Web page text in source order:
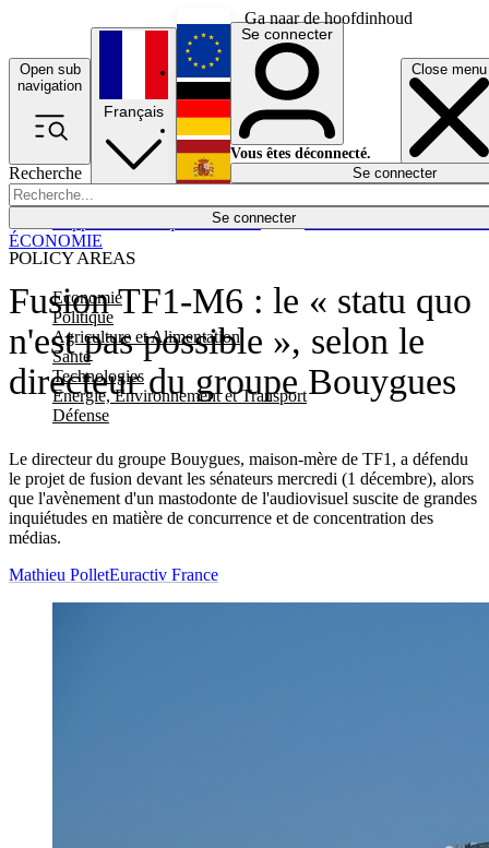
Ga naar de hoofdinhoud
Open sub
navigation
Close menu
Recherche
Se connecter
POLICY AREAS
Economie
Politique
Agriculture et Alimentation
Santé
Technologies
Energie, Environnement et Transport
Défense
Économie
Français
English
Deutsch
Español
Se connecter
Vous êtes déconnecté.
Se connecter
Fusion TF1-M6 : le « statu quo
n'est pas possible », selon le
directeur du groupe Bouygues
Le directeur du groupe Bouygues, maison-mère de TF1, a défendu
le projet de fusion devant les sénateurs mercredi (1 décembre), alors
que l'avènement d'un mastodonte de l'audiovisuel suscite de grandes
inquiétudes en matière de concurrence et de concentration des
médias.
ÉCONOMIE
Mathieu PolletEuractiv France